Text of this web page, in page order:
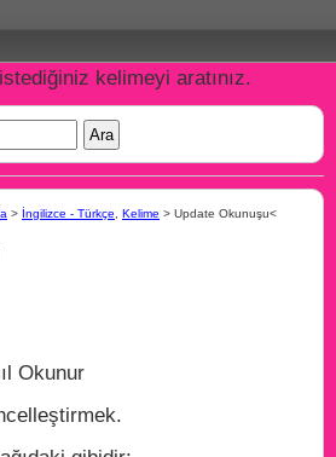
kelimeyi aratınız.
> İngilizce - Türkçe Kelime > Update Okunuşu<
Okunur